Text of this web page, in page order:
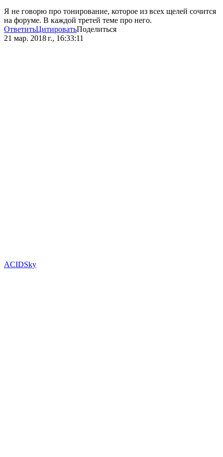
Я не говорю про тонирование, которое из всех щелей сочится
на форуме. В каждой третей теме про него.
ОтветитьЦитироватьПоделиться
21 мар. 2018 г., 16:33:11
ACIDSky